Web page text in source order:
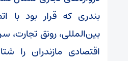
بندری که قرار بود با
بین‌المللی، رونق تجارت،
اقتصادی مازندران را